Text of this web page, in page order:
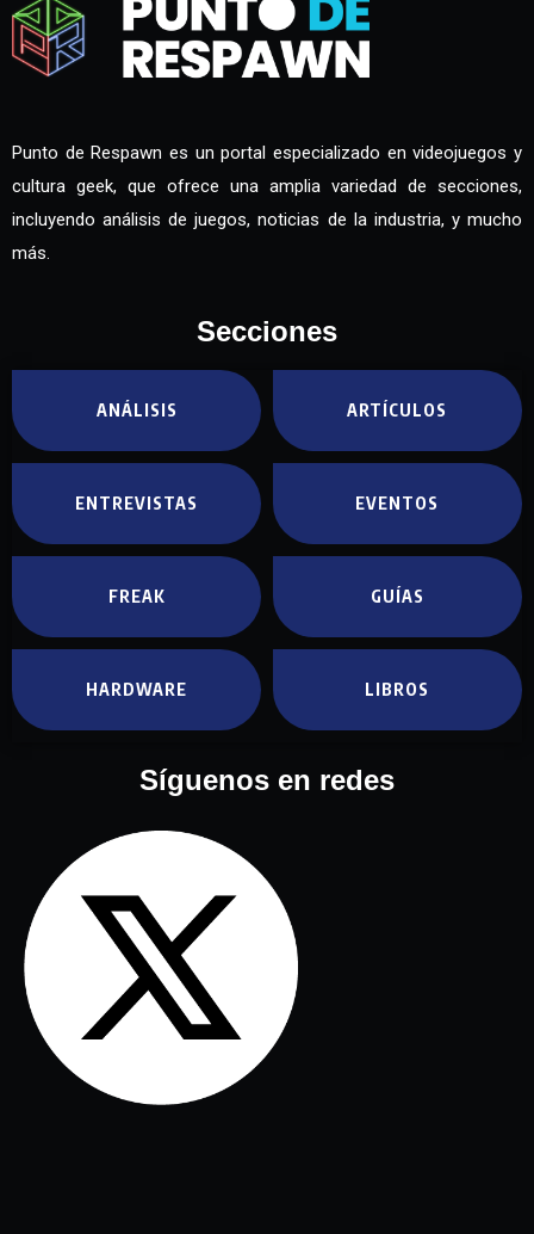
Punto de Respawn es un portal especializado en videojuegos y
cultura geek, que ofrece una amplia variedad de secciones,
incluyendo análisis de juegos, noticias de la industria, y mucho
más.
Secciones
ANÁLISIS ARTÍCULOS
ENTREVISTAS EVENTOS
FREAK GUÍAS
HARDWARE LIBROS
Síguenos en redes